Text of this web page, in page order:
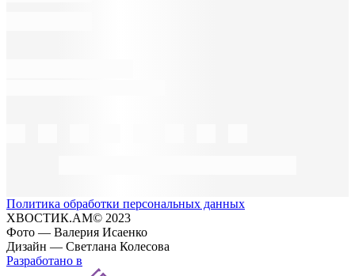
Политика обработки персональных данных
ХВОСТИК.АМ© 2023
Фото — Валерия Исаенко
Дизайн — Светлана Колесова
Разработано в